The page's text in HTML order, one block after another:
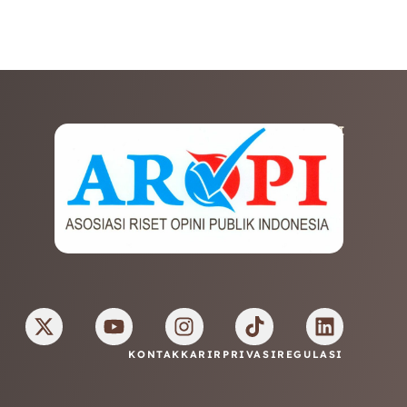
AFILIASI
KONTAK KARIR PRIVASI REGULASI